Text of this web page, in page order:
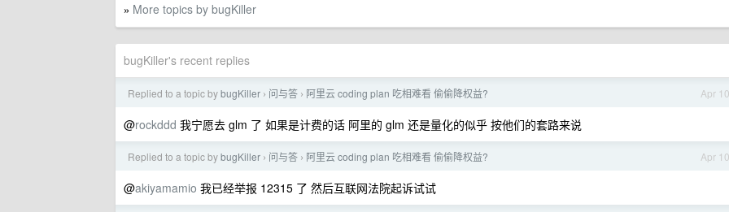
» More topics by bugKiller
bugKiller's recent replies
Apr 10
Replied to a topic bybugKiller › 问与答 › 阿里云 coding plan 吃相难看 偷偷降权益?
@rockddd 我宁愿去 glm 了 如果是计费的话 阿里的 glm 还是量化的似乎 按他们的套路来说
Apr 10
Replied to a topic bybugKiller › 问与答 › 阿里云 coding plan 吃相难看 偷偷降权益?
@akiyamamio 我已经举报 12315 了 然后互联网法院起诉试试